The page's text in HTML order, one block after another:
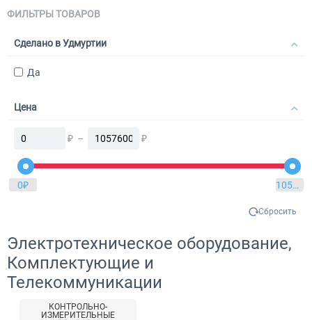
ФИЛЬТРЫ ТОВАРОВ
Сделано в Удмуртии
Да
Цена
₽ – ₽
0₽ 1057600
Сбросить
Электротехническое оборудование,
Комплектующие и
Телекоммуникации
КОНТРОЛЬНО-
ИЗМЕРИТЕЛЬНЫЕ